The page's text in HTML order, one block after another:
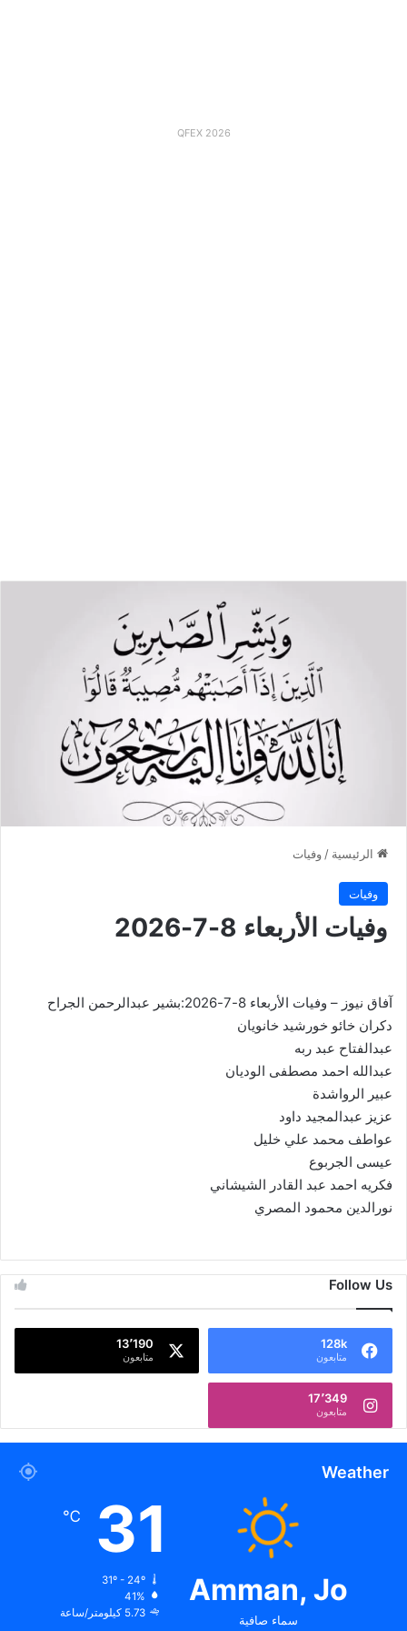
QFEX 2026
الرئيسية / وفيات
وفيات
وفيات الأربعاء 8-7-2026
آفاق نيوز – وفيات الأربعاء 8-7-2026:بشير عبدالرحمن الجراح
دكران خائو خورشيد خانويان
عبدالفتاح عبد ربه
عبدالله احمد مصطفى الوديان
عبير الرواشدة
عزيز عبدالمجيد داود
عواطف محمد علي خليل
عيسى الجربوع
فكريه احمد عبد القادر الشيشاني
نورالدين محمود المصري
Follow Us
128k
متابعون
13٬190
متابعون
17٬349
متابعون
Weather
Amman, Jo
سماء صافية
31
℃
31º - 24º
41%
5.73 كيلومتر/ساعة